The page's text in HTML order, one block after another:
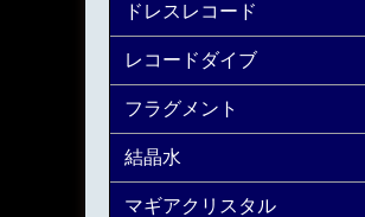
ドレスレコード
レコードダイブ
フラグメント
結晶水
マギアクリスタル